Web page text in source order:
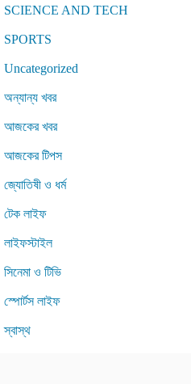
SCIENCE AND TECH
SPORTS
Uncategorized
অন্যান্য খবর
আজকের খবর
আজকের টিপস
জ্যোতিষী ও ধর্ম
টেক লাইফ
লাইফস্টাইল
সিনেমা ও টিভি
স্পোর্টস লাইফ
স্বাস্থ